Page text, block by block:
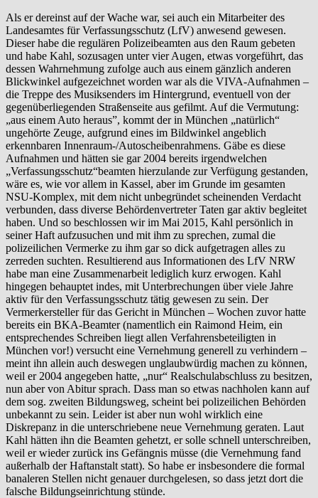
Als er dereinst auf der Wache war, sei auch ein Mitarbeiter des
Landesamtes für Verfassungsschutz (LfV) anwesend gewesen.
Dieser habe die regulären Polizeibeamten aus den Raum gebeten
und habe Kahl, sozusagen unter vier Augen, etwas vorgeführt, das
dessen Wahrnehmung zufolge auch aus einem gänzlich anderen
Blickwinkel aufgezeichnet worden war als die VIVA-Aufnahmen –
die Treppe des Musiksenders im Hintergrund, eventuell von der
gegenüberliegenden Straßenseite aus gefilmt. Auf die Vermutung:
„aus einem Auto heraus”, kommt der in München „natürlich“
ungehörte Zeuge, aufgrund eines im Bildwinkel angeblich
erkennbaren Innenraum-/Autoscheibenrahmens. Gäbe es diese
Aufnahmen und hätten sie gar 2004 bereits irgendwelchen
„Verfassungsschutz“beamten hierzulande zur Verfügung gestanden,
wäre es, wie vor allem in Kassel, aber im Grunde im gesamten
NSU-Komplex, mit dem nicht unbegründet scheinenden Verdacht
verbunden, dass diverse Behördenvertreter Taten gar aktiv begleitet
haben. Und so beschlossen wir im Mai 2015, Kahl persönlich in
seiner Haft aufzusuchen und mit ihm zu sprechen, zumal die
polizeilichen Vermerke zu ihm gar so dick aufgetragen alles zu
zerreden suchten. Resultierend aus Informationen des LfV NRW
habe man eine Zusammenarbeit lediglich kurz erwogen. Kahl
hingegen behauptet indes, mit Unterbrechungen über viele Jahre
aktiv für den Verfassungsschutz tätig gewesen zu sein. Der
Vermerkersteller für das Gericht in München – Wochen zuvor hatte
bereits ein BKA-Beamter (namentlich ein Raimond Heim, ein
entsprechendes Schreiben liegt allen Verfahrensbeteiligten in
München vor!) versucht eine Vernehmung generell zu verhindern –
meint ihn allein auch deswegen unglaubwürdig machen zu können,
weil er 2004 angegeben hatte, „nur“ Realschulabschluss zu besitzen,
nun aber von Abitur sprach. Dass man so etwas nachholen kann auf
dem sog. zweiten Bildungsweg, scheint bei polizeilichen Behörden
unbekannt zu sein. Leider ist aber nun wohl wirklich eine
Diskrepanz in die unterschriebene neue Vernehmung geraten. Laut
Kahl hätten ihn die Beamten gehetzt, er solle schnell unterschreiben,
weil er wieder zurück ins Gefängnis müsse (die Vernehmung fand
außerhalb der Haftanstalt statt). So habe er insbesondere die formal
banaleren Stellen nicht genauer durchgelesen, so dass jetzt dort die
falsche Bildungseinrichtung stünde.